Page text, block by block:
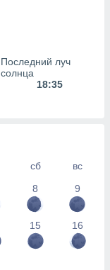
Последний луч
солнца
18:35
сб
вс
8 9
15 16